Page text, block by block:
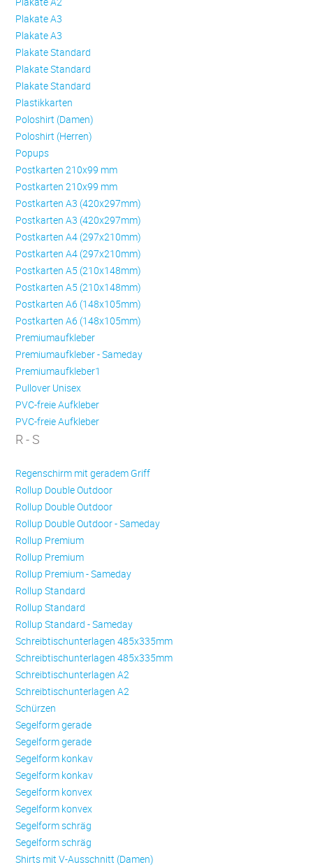
Plakate A3
Plakate A3
Plakate Standard
Plakate Standard
Plakate Standard
Plastikkarten
Poloshirt (Damen)
Poloshirt (Herren)
Popups
Postkarten 210x99 mm
Postkarten 210x99 mm
Postkarten A3 (420x297mm)
Postkarten A3 (420x297mm)
Postkarten A4 (297x210mm)
Postkarten A4 (297x210mm)
Postkarten A5 (210x148mm)
Postkarten A5 (210x148mm)
Postkarten A6 (148x105mm)
Postkarten A6 (148x105mm)
Premiumaufkleber
Premiumaufkleber - Sameday
Premiumaufkleber1
Pullover Unisex
PVC-freie Aufkleber
PVC-freie Aufkleber
R - S
Regenschirm mit geradem Griff
Rollup Double Outdoor
Rollup Double Outdoor
Rollup Double Outdoor - Sameday
Rollup Premium
Rollup Premium
Rollup Premium - Sameday
Rollup Standard
Rollup Standard
Rollup Standard - Sameday
Schreibtischunterlagen 485x335mm
Schreibtischunterlagen 485x335mm
Schreibtischunterlagen A2
Schreibtischunterlagen A2
Schürzen
Se­gel­form ge­ra­de
Se­gel­form ge­ra­de
Se­gel­form konkav
Se­gel­form konkav
Se­gel­form konvex
Se­gel­form konvex
Se­gel­form schräg
Se­gel­form schräg
Shirts mit V-Ausschnitt (Damen)